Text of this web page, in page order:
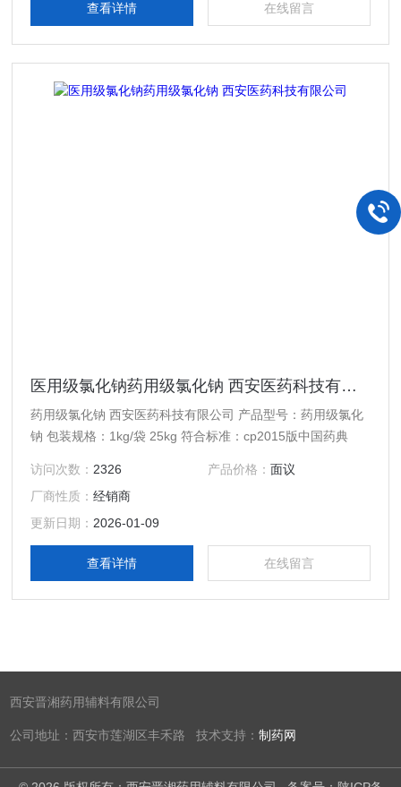
查看详情 在线留言
医用级氯化钠药用级氯化钠 西安医药科技有限公司
药用级氯化钠 西安医药科技有限公司 产品型号：药用级氯化
钠 包装规格：1kg/袋 25kg 符合标准：cp2015版中国药典
访问次数： 2326 产品价格： 面议
厂商性质：经销商
更新日期： 2026-01-09
查看详情 在线留言
西安晋湘药用辅料有限公司
公司地址：西安市莲湖区丰禾路 技术支持：制药网